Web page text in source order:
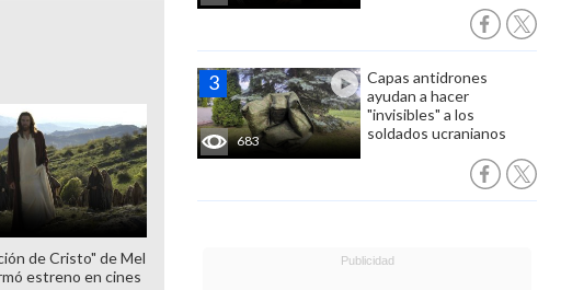
683
Capas antidrones
ayudan a hacer
"invisibles" a los
soldados ucranianos
de Cristo" de Mel
estreno en cines